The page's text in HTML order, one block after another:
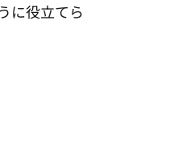
に役立てら